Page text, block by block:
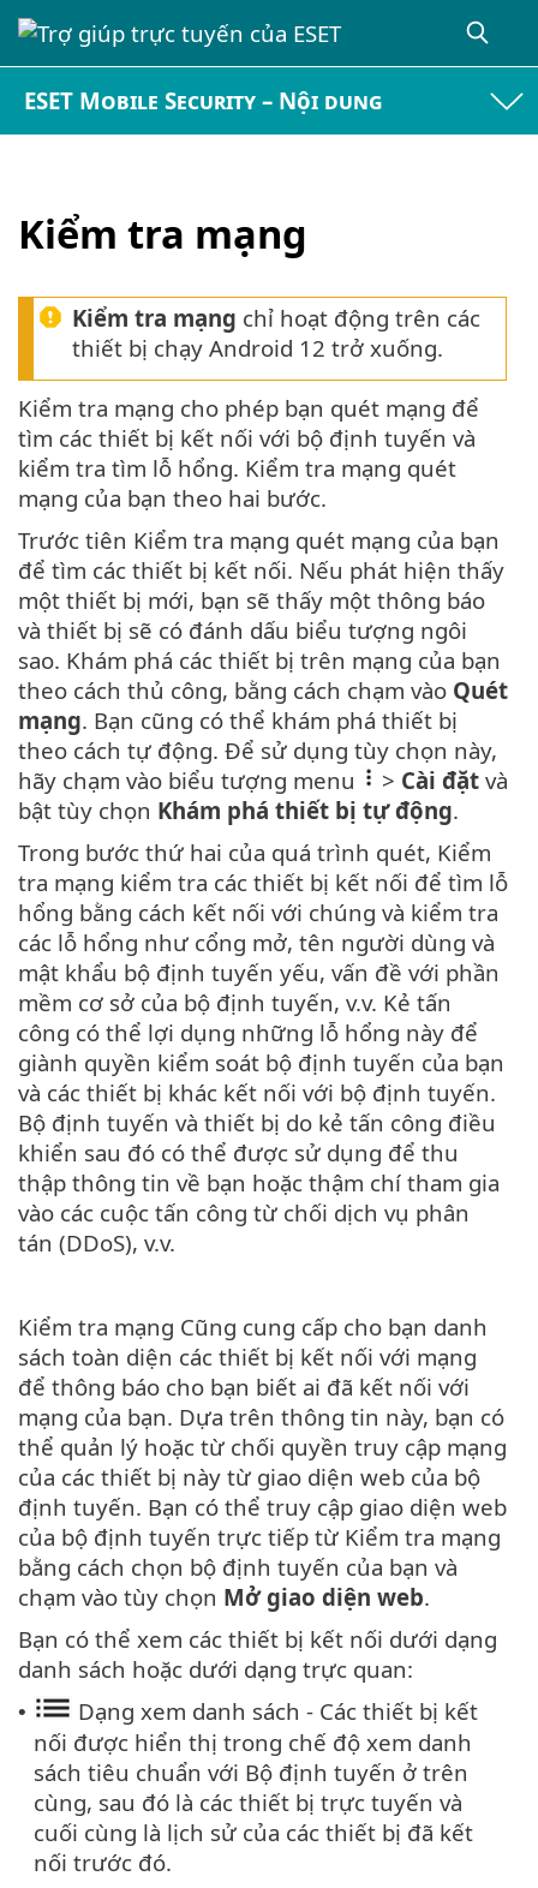
ESET Mobile Security – Nội dung
Kiểm tra mạng
Kiểm tra mạng chỉ hoạt động trên các
thiết bị chạy Android 12 trở xuống.
Kiểm tra mạng cho phép bạn quét mạng để
tìm các thiết bị kết nối với bộ định tuyến và
kiểm tra tìm lỗ hổng. Kiểm tra mạng quét
mạng của bạn theo hai bước.
Trước tiên Kiểm tra mạng quét mạng của bạn
để tìm các thiết bị kết nối. Nếu phát hiện thấy
một thiết bị mới, bạn sẽ thấy một thông báo
và thiết bị sẽ có đánh dấu biểu tượng ngôi
sao. Khám phá các thiết bị trên mạng của bạn
theo cách thủ công, bằng cách chạm vào Quét
mạng. Bạn cũng có thể khám phá thiết bị
theo cách tự động. Để sử dụng tùy chọn này,
hãy chạm vào biểu tượng menu
> Cài đặt và
bật tùy chọn Khám phá thiết bị tự động.
Trong bước thứ hai của quá trình quét, Kiểm
tra mạng kiểm tra các thiết bị kết nối để tìm lỗ
hổng bằng cách kết nối với chúng và kiểm tra
các lỗ hổng như cổng mở, tên người dùng và
mật khẩu bộ định tuyến yếu, vấn đề với phần
mềm cơ sở của bộ định tuyến, v.v. Kẻ tấn
công có thể lợi dụng những lỗ hổng này để
giành quyền kiểm soát bộ định tuyến của bạn
và các thiết bị khác kết nối với bộ định tuyến.
Bộ định tuyến và thiết bị do kẻ tấn công điều
khiển sau đó có thể được sử dụng để thu
thập thông tin về bạn hoặc thậm chí tham gia
vào các cuộc tấn công từ chối dịch vụ phân
tán (DDoS), v.v.
Kiểm tra mạng Cũng cung cấp cho bạn danh
sách toàn diện các thiết bị kết nối với mạng
để thông báo cho bạn biết ai đã kết nối với
mạng của bạn. Dựa trên thông tin này, bạn có
thể quản lý hoặc từ chối quyền truy cập mạng
của các thiết bị này từ giao diện web của bộ
định tuyến. Bạn có thể truy cập giao diện web
của bộ định tuyến trực tiếp từ Kiểm tra mạng
bằng cách chọn bộ định tuyến của bạn và
chạm vào tùy chọn Mở giao diện web.
Bạn có thể xem các thiết bị kết nối dưới dạng
danh sách hoặc dưới dạng trực quan:
•
Dạng xem danh sách - Các thiết bị kết
nối được hiển thị trong chế độ xem danh
sách tiêu chuẩn với Bộ định tuyến ở trên
cùng, sau đó là các thiết bị trực tuyến và
cuối cùng là lịch sử của các thiết bị đã kết
nối trước đó.